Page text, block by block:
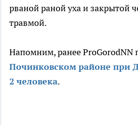
рваной раной уха и закрытой
травмой.
Напомним, ранее ProGorodNN
Починковском районе при
2 человека.